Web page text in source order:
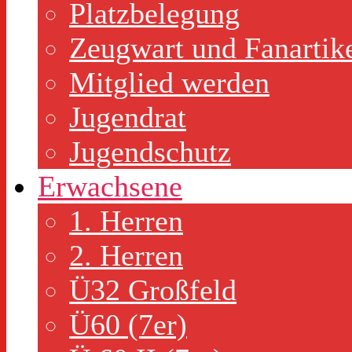
Platzbelegung
Zeugwart und
Mitglied werden
Jugendrat
Jugendschutz
Erwachsene
1. Herren
2. Herren
Ü32 Großfeld
Ü60 (7er)